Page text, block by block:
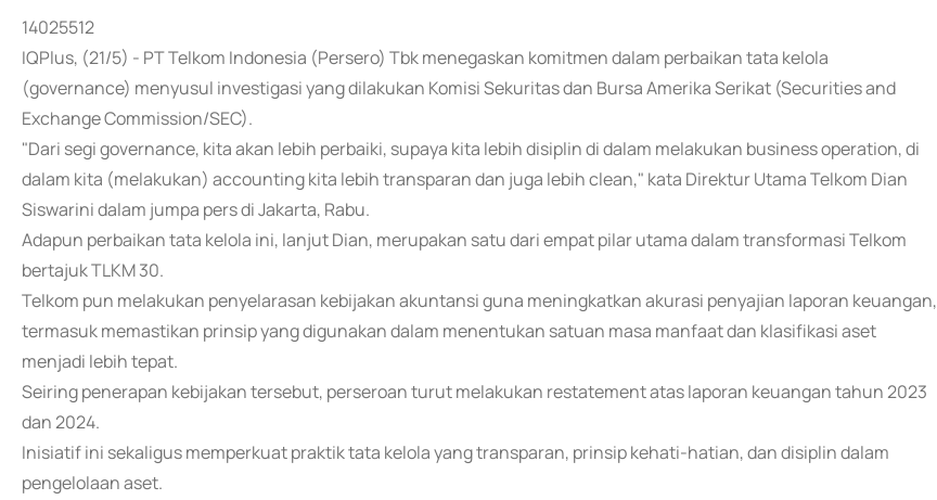
14025512
IQPlus, (21/5) - PT Telkom Indonesia (Persero) Tbk menegaskan komitmen dalam perbaikan tata kelola
(governance) menyusul investigasi yang dilakukan Komisi Sekuritas dan Bursa Amerika Serikat (Securities and
Exchange Commission/SEC).
"Dari segi governance, kita akan lebih perbaiki, supaya kita lebih disiplin di dalam melakukan business operation, di
dalam kita (melakukan) accounting kita lebih transparan dan juga lebih clean," kata Direktur Utama Telkom Dian
Siswarini dalam jumpa pers di Jakarta, Rabu.
Adapun perbaikan tata kelola ini, lanjut Dian, merupakan satu dari empat pilar utama dalam transformasi Telkom
bertajuk TLKM 30.
Telkom pun melakukan penyelarasan kebijakan akuntansi guna meningkatkan akurasi penyajian laporan keuangan,
termasuk memastikan prinsip yang digunakan dalam menentukan satuan masa manfaat dan klasifikasi aset
menjadi lebih tepat.
Seiring penerapan kebijakan tersebut, perseroan turut melakukan restatement atas laporan keuangan tahun 2023
dan 2024.
Inisiatif ini sekaligus memperkuat praktik tata kelola yang transparan, prinsip kehati-hatian, dan disiplin dalam
pengelolaan aset.